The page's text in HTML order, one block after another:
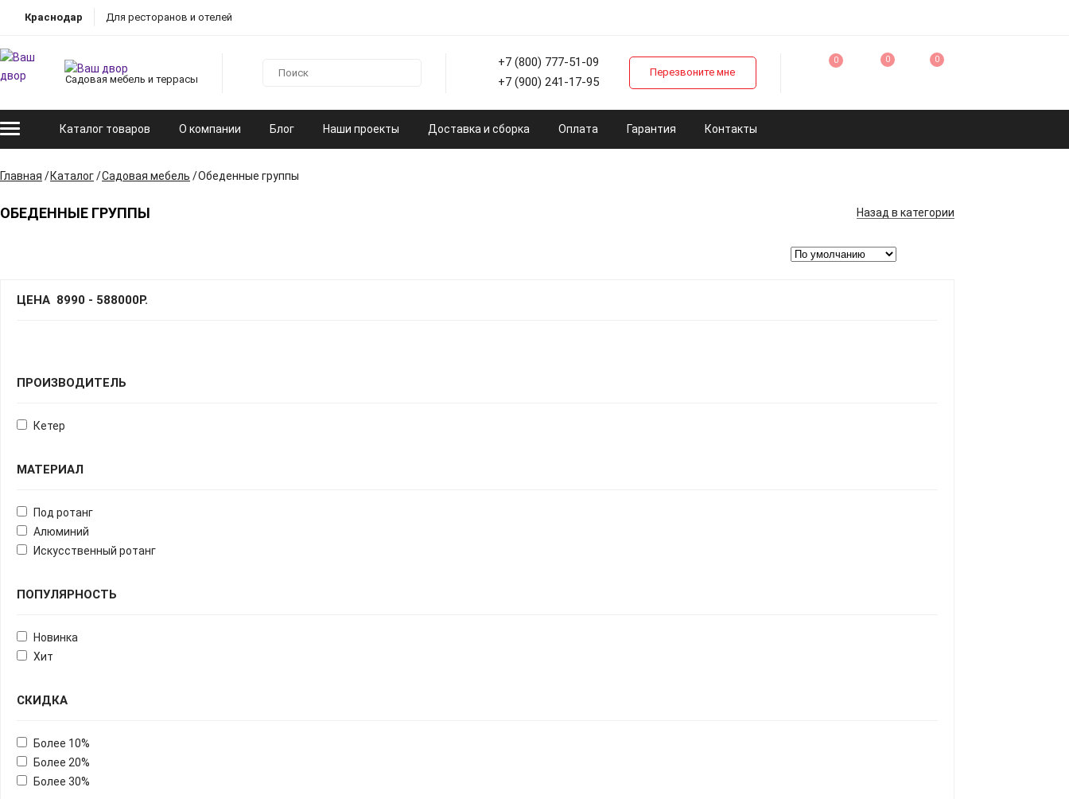
Краснодар Для ресторанов и отелей
Садовая мебель и террасы
+7 (800) 777-51-09
+7 (900) 241-17-95
Перезвоните мне
0 0 0
Каталог товаров О компании Блог Наши проекты Доставка и сборка Оплата Гарантия Контакты
Главная Каталог Садовая мебель Обеденные группы
ОБЕДЕННЫЕ ГРУППЫ Назад в категории
ЦЕНА 8990 - 588000Р.
ПРОИЗВОДИТЕЛЬ
Кетер
МАТЕРИАЛ
Под ротанг
Алюминий
Искусственный ротанг
ПОПУЛЯРНОСТЬ
Новинка
Хит
СКИДКА
Более 10%
Более 20%
Более 30%